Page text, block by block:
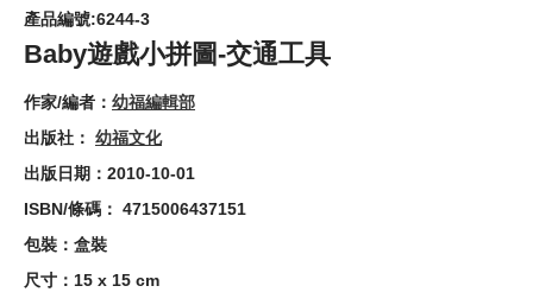
產品編號:6244-3
Baby遊戲小拼圖-交通工具
作家/編者： 幼福編輯部
出版社： 幼福文化
出版日期：2010-10-01
ISBN/條碼： 4715006437151
包裝：盒裝
尺寸：15 x 15 cm